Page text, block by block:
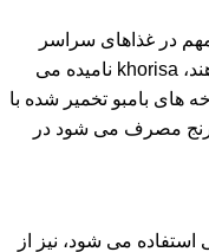
در غذاهای سراسر
هیمالیا میباشد این غذا برای مثال در آسام هند، khorisa نامیده می
های بامبو تخمیر شده با
مصرف می شود در
می شود، نیز از